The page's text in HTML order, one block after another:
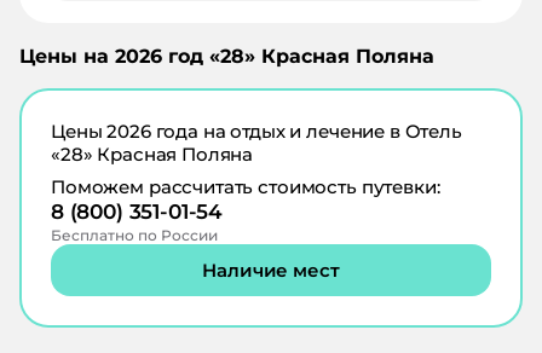
Цены на 2026 год «28» Красная Поляна
Цены2026года на отдых и лечение в Отель
«28» Красная Поляна
Поможем рассчитать стоимость путевки:
8 (800) 351-01-54
Бесплатно по России
Наличие мест